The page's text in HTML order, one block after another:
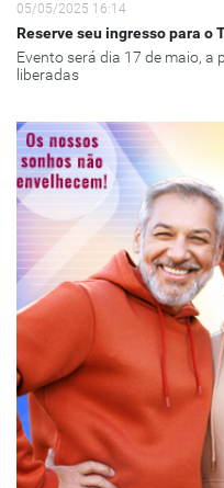
05/05/2025 16:14
Reserve seu ingresso para o
Evento será dia 17 de maio, a
liberadas